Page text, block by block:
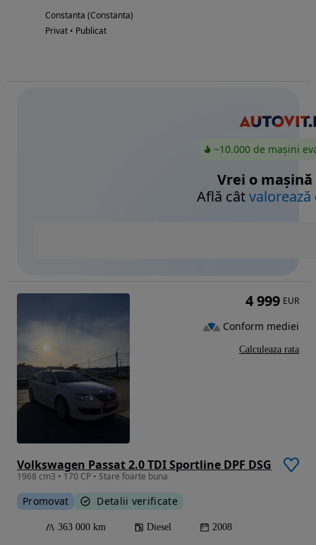
Constanta (Constanta)
Privat • Publicat
~10.000 de mașini
Vrei o mașină
Află câtvalorează
Volkswagen Passat 2.0 TDI Sportline DPF DSG
1968 cm3 • 170 CP • Stare foarte buna
Promovat Detalii verificate
363 000 km Diesel 2008
4 999 EUR
Conform mediei
Calculeaza rata